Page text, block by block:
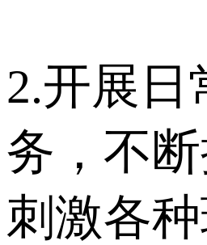
2.开展日
务，不断
刺激各